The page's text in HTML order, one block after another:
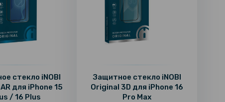
стекло iNOBI
для iPhone 15
/ 16 Plus
Защитное стекло iNOBI
Original 3D для iPhone 16
Pro Max